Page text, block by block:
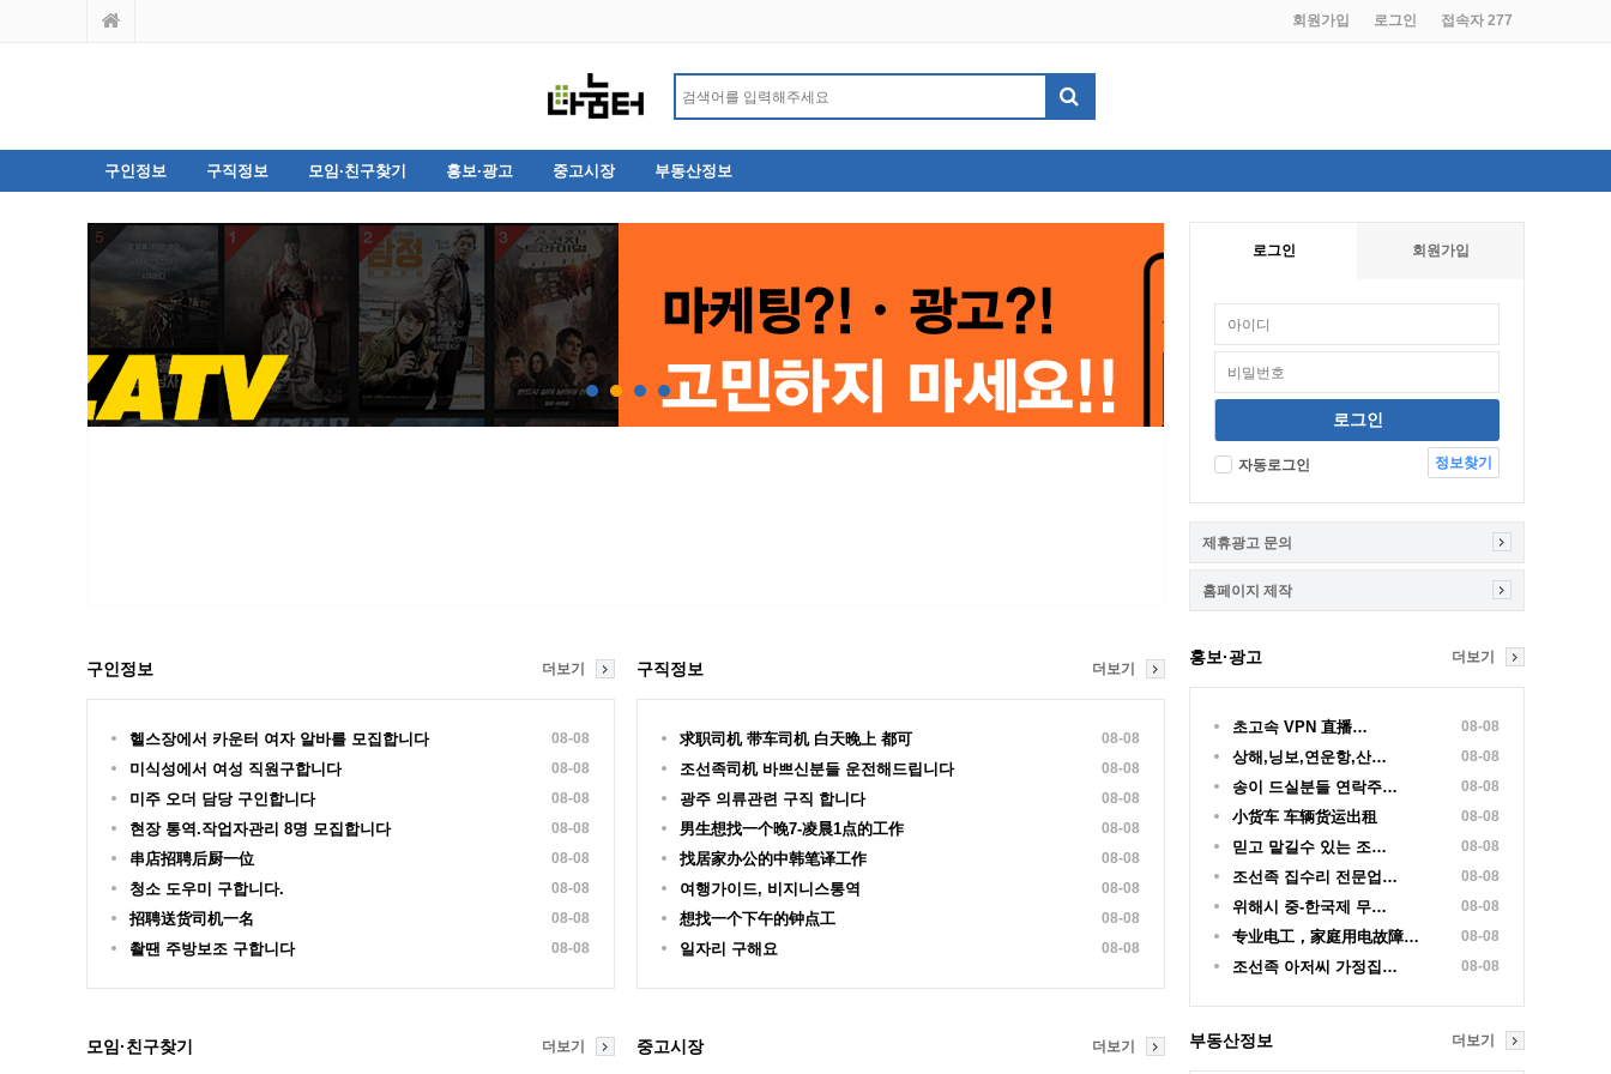
회원가입 로그인 접속자 277
구인정보 구직정보 모임·친구찾기 홍보·광고 중고시장 부동산정보
로그인 회원가입
자동로그인 정보찾기
제휴광고 문의
홈페이지 제작
홍보·광고
초고속 VPN 直播… 08-08
상해,닝보,연운항,산… 08-08
송이 드실분들 연락주… 08-08
小货车 车辆货运出租 08-08
믿고 맡길수 있는 조… 08-08
조선족 집수리 전문업… 08-08
위해시 중-한국제 무… 08-08
专业电工，家庭用电故障… 08-08
조선족 아저씨 가정집… 08-08
더보기
부동산정보 더보기
구인정보
헬스장에서 카운터 여자 알바를 모집합니다 08-08
미식성에서 여성 직원구합니다 08-08
미주 오더 담당 구인합니다 08-08
현장 통역.작업자관리 8명 모집합니다 08-08
串店招聘后厨一位 08-08
청소 도우미 구합니다. 08-08
招聘送货司机一名 08-08
촬땐 주방보조 구합니다 08-08
더보기 구직정보
求职司机 带车司机 白天晚上 都可 08-08
조선족司机 바쁘신분들 운전해드립니다 08-08
광주 의류관련 구직 합니다 08-08
男生想找一个晚7-凌晨1点的工作 08-08
找居家办公的中韩笔译工作 08-08
여행가이드, 비지니스통역 08-08
想找一个下午的钟点工 08-08
일자리 구해요 08-08
더보기
모임·친구찾기 더보기 중고시장 더보기